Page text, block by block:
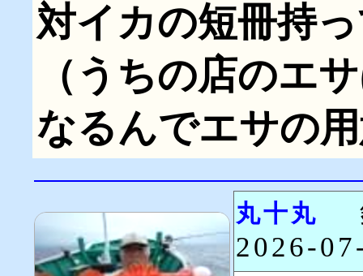
対イカの短冊持
（うちの店のエ
なるんでエサの
丸十丸
2026-